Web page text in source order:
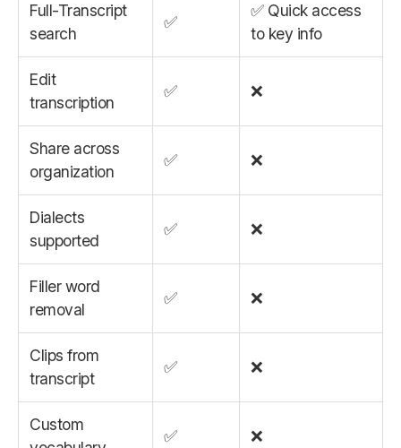
Full-Transcript
search
✅
✅ Quick access
to key info
Edit
transcription
✅ ❌
Share across
organization
✅ ❌
Dialects
supported
✅ ❌
Filler word
removal
✅ ❌
Clips from
transcript
✅ ❌
Custom
✅ ❌